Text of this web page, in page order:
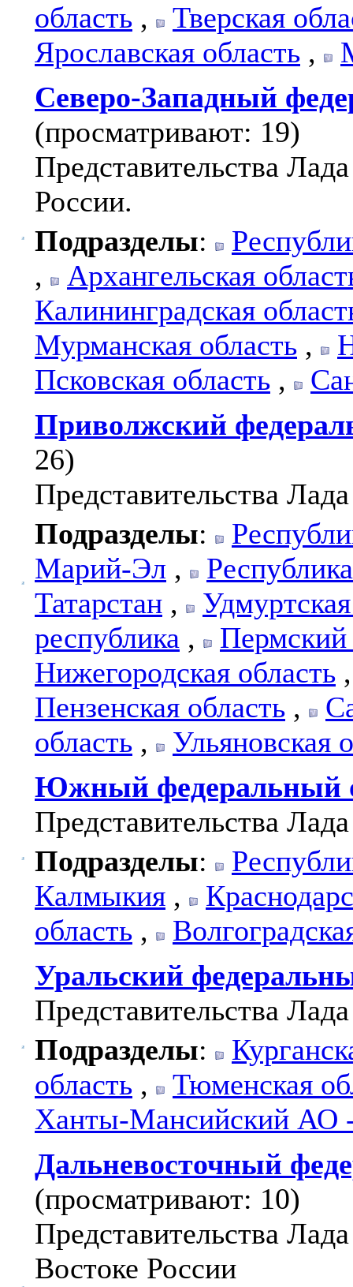
область ,
Тверская
Ярославская область ,
Северо-Западный
(просматривают: 19)
Представительства
России.
Подразделы:
,
Архангельская
Калининградская
Мурманская область ,
Псковская область ,
Приволжский
26)
Представительства
Подразделы:
Марий-Эл ,
Татарстан ,
республика ,
Пермский
Нижегородская область
Пензенская область ,
область ,
Ульяновская
Южный федеральный
Представительства
Подразделы:
Калмыкия ,
область ,
Уральский
Представительства
Подразделы:
область ,
Тюменская
Ханты-Мансийский АО
Дальневосточный
(просматривают: 10)
Представительства
Востоке России